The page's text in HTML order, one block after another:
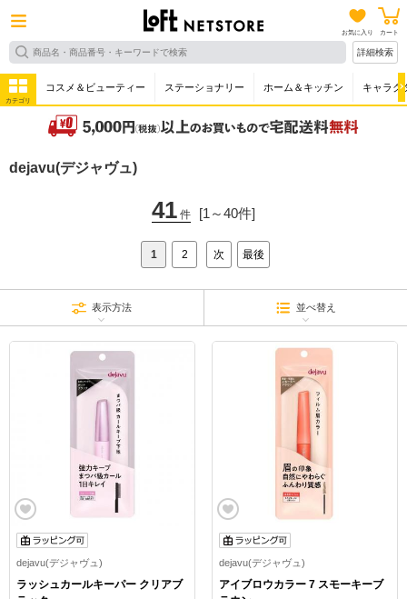
お気に入り カート
詳細検索
カテゴリ
コスメ＆ビューティー ステーショナリー ホーム＆キッチン キャラク
dejavu(デジャヴュ)
41 件 [1～40件]
1 2 次 最後
表示方法 並べ替え
dejavu(デジャヴュ)
ラッシュカールキーパー クリアブ
dejavu(デジャヴュ)
アイブロウカラー 7 スモーキーブ